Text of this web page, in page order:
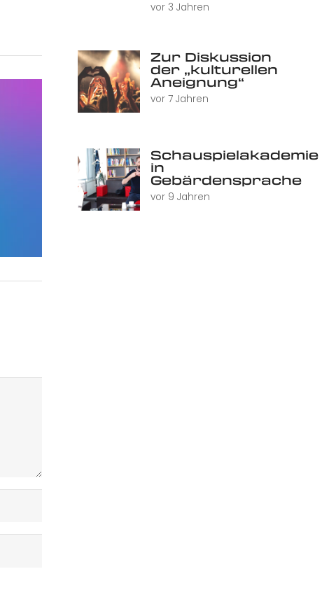
vor 3 Jahren
Zur Diskussion
der „kulturellen
Aneignung“
vor 7 Jahren
Schauspielakademie
in
Gebärdensprache
vor 9 Jahren